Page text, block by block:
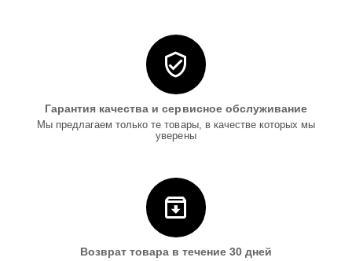
Гарантия качества и сервисное обслуживание
Мы предлагаем только те товары, в качестве которых мы
уверены
Возврат товара в течение 30 дней